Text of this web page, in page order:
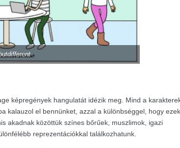
képregények hangulatát idézik meg. Mind a
kalauzol el bennünket, azzal a különbséggel, hogy
akadnak közöttük színes bőrűek, muszlimok, igazi
reprezentációkkal találkozhatunk.